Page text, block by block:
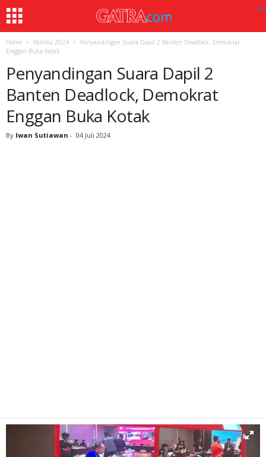
Home Pemilu 2024
Penyandingan Suara Dapil 2 Banten Deadlock, Demokrat
Enggan Buka Kotak
Penyandingan Suara Dapil 2
Banten Deadlock, Demokrat
Enggan Buka Kotak
By Iwan Sutiawan - 04 Juli 2024